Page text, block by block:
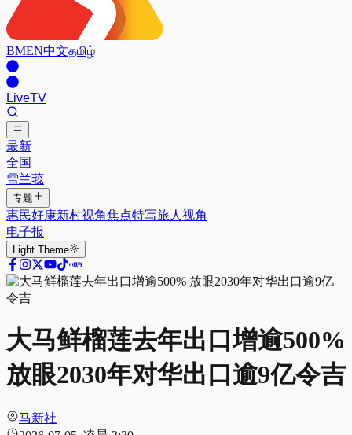
BMEN中文தமிழ்
LiveTV
最新
全国
雪兰莪
专题
惠民好康新村视角焦点特写旅人视角
电子报
Light Theme
大马鲜榴莲去年出口增逾500%
放眼2030年对华出口逾9亿令吉
马新社